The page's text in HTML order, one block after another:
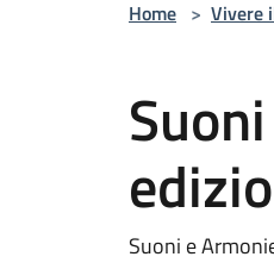
Home > Vivere
Suoni e